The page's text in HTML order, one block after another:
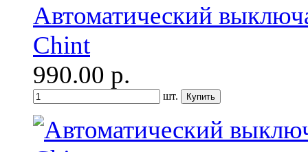
Автоматический
Chint
990.00 р.
шт.